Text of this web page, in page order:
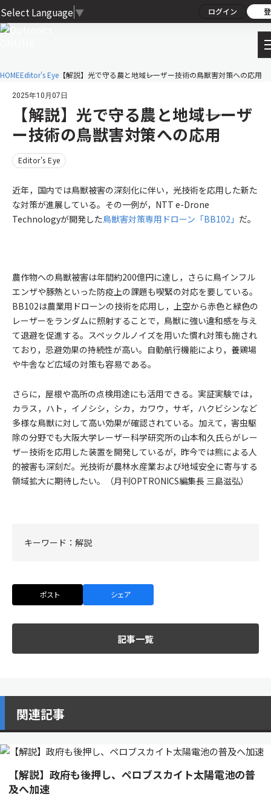
Select Language ▼ ログイン
HOMEEditor's Eye 【解説】光で守る農と地域――レーザー技術の鳥獣害対策への応用
2025年10月07日
【解説】光で守る農と地域――レーザ
ー技術の鳥獣害対策への応用
Editor's Eye
近年，国内では鳥獣被害の深刻化に伴い，光技術を応用した新た
な対策が進展している。その一例が，NTT e-Drone
Technologyが開発した鳥獣害対策専用ドローン「BB102」 だ。
農作物への鳥獣被害は年間約200億円に達し，さらに鳥インフル
エンザや豚熱といった防疫上の課題も喫緊の対応を要している。
BB102は農業用ドローンの技術を応用し，上空から赤色と緑色の
レーザーをランダムに照射することで，鳥獣に強い違和感を与え
て退避を促進する。スペックルノイズを用いた慣れ対策も施され
ており，忌避効果の持続性が高い。自動航行機能により，養鶏場
や牛舎など広域の対策も容易である。
さらに，屋根や高所の点検用途にも活用できる。実証実験では，
カラス，ハト，イノシシ，シカ，カワウ，サギ，ハクビシンなど
多様な鳥獣に対して高い効果が確認されている。加えて，害虫駆
除の分野でも大阪大学レーザー科学研究所の山本和久氏らがレー
ザー技術を応用した装置を開発しているが，昨今では熊による人
的被害も深刻だ。光技術が農林水産業および地域安全に寄与する
領域拡大に期待したい。（月刊OPTRONICS編集長 三島滋弘）
キーワード： 解説
ポスト シェア
記事一覧
関連記事
【解説】政府も後押し、ペロブスカイト太陽電池の普
及へ加速